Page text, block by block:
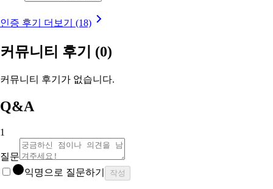
인증 후기 더보기 (18)
커뮤니티 후기 (0)
커뮤니티 후기가 없습니다.
Q&A
1
질문
익명으로 질문하기
작성